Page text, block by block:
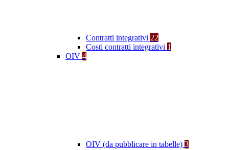
Contratti integrativi 22
Costi contratti integrativi 1
OIV 4
OIV (da pubblicare in tabelle) 3